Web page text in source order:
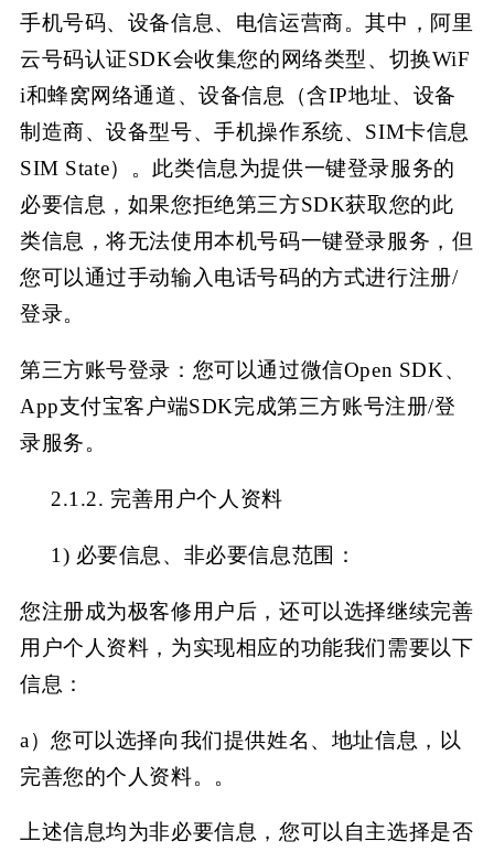
手机号码、设备信息、电信运营商。其中，阿里
云号码认证SDK会收集您的网络类型、切换WiF
i和蜂窝网络通道、设备信息（含IP地址、设备
制造商、设备型号、手机操作系统、SIM卡信息
SIM State）。此类信息为提供一键登录服务的
必要信息，如果您拒绝第三方SDK获取您的此
类信息，将无法使用本机号码一键登录服务，但
您可以通过手动输入电话号码的方式进行注册/
登录。
第三方账号登录：您可以通过微信Open SDK、
App支付宝客户端SDK完成第三方账号注册/登
录服务。
2.1.2. 完善用户个人资料
1) 必要信息、非必要信息范围：
您注册成为极客修用户后，还可以选择继续完善
用户个人资料，为实现相应的功能我们需要以下
信息：
a）您可以选择向我们提供姓名、地址信息 ，以
完善您的个人资料。。
上述信息均为非必要信息，您可以自主选择是否